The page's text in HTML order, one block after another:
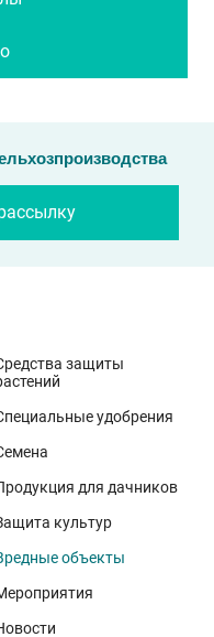
защиты
удобрения
для дачников
культур
объекты